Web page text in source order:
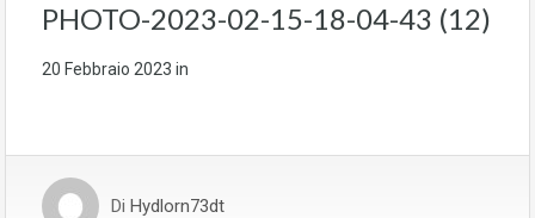
PHOTO-2023-02-15-18-04-43 (12)
20 Febbraio 2023 in
Di Hydlorn73dt